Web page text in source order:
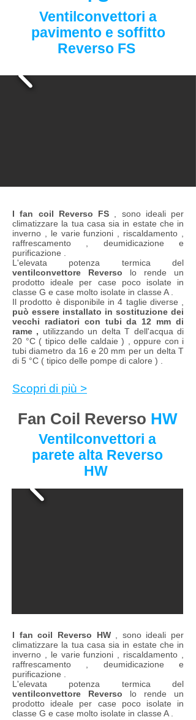
Ventilconvettori a
pavimento e soffitto
Reverso FS
I fan coil Reverso FS
, sono ideali per
climatizzare la tua casa sia in estate che in
inverno , le varie funzioni , riscaldamento ,
raffrescamento , deumidicazione e
purificazione .
L'elevata potenza termica del
ventilconvettore Reverso lo rende un
prodotto ideale per case poco isolate in
classe G e case molto isolate in classe A .
Il prodotto è disponibile in 4 taglie diverse ,
può essere installato in sostituzione dei
vecchi radiatori con tubi da 12 mm di
rame , utilizzando un delta T dell'acqua di
20 °C ( tipico delle caldaie ) , oppure con i
tubi diametro da 16 e 20 mm per un delta T
di 5 °C ( tipico delle pompe di calore ) .
Scopri di più >
Fan Coil Reverso HW
Ventilconvettori a
parete alta Reverso
HW
I fan coil Reverso HW
, sono ideali per
climatizzare la tua casa sia in estate che in
inverno , le varie funzioni , riscaldamento ,
raffrescamento , deumidicazione e
purificazione .
L'elevata potenza termica del
ventilconvettore Reverso lo rende un
prodotto ideale per case poco isolate in
classe G e case molto isolate in classe A .